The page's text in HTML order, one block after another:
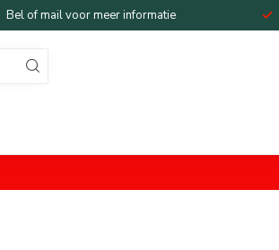
Bel of mail voor meer informatie